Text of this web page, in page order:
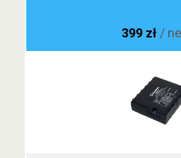
399 zł /